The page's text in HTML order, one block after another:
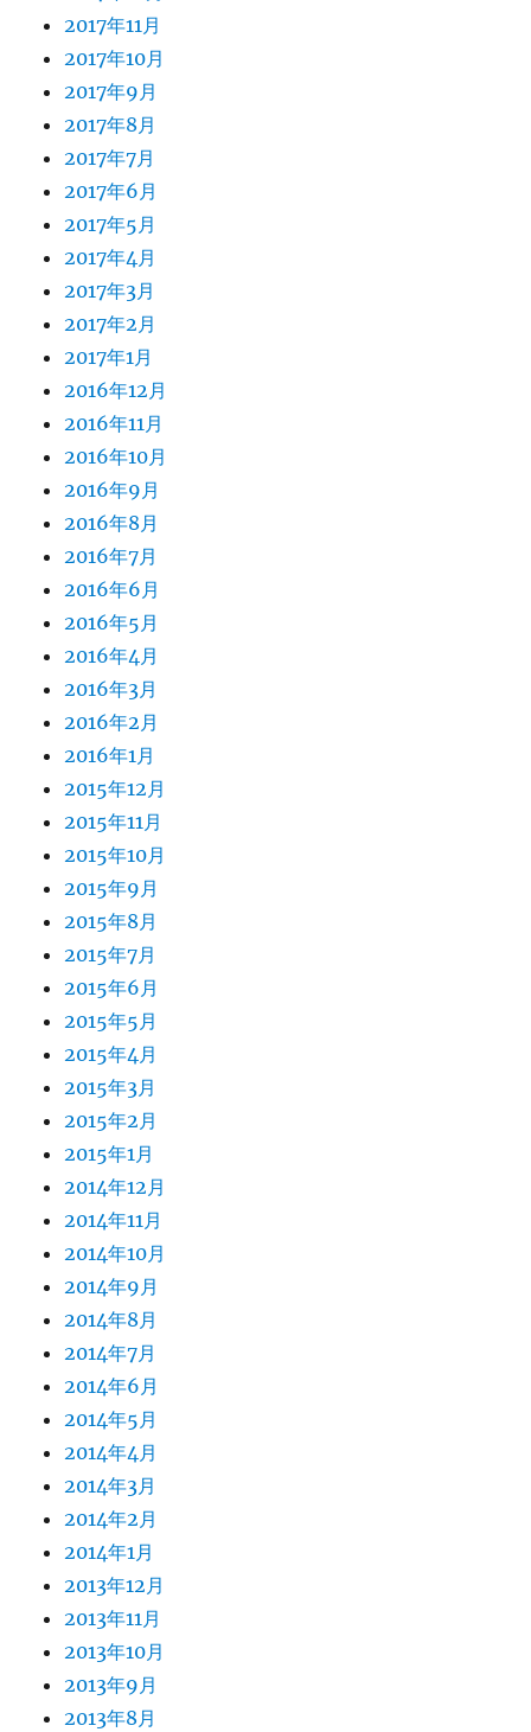
2017年11月
2017年10月
2017年9月
2017年8月
2017年7月
2017年6月
2017年5月
2017年4月
2017年3月
2017年2月
2017年1月
2016年12月
2016年11月
2016年10月
2016年9月
2016年8月
2016年7月
2016年6月
2016年5月
2016年4月
2016年3月
2016年2月
2016年1月
2015年12月
2015年11月
2015年10月
2015年9月
2015年8月
2015年7月
2015年6月
2015年5月
2015年4月
2015年3月
2015年2月
2015年1月
2014年12月
2014年11月
2014年10月
2014年9月
2014年8月
2014年7月
2014年6月
2014年5月
2014年4月
2014年3月
2014年2月
2014年1月
2013年12月
2013年11月
2013年10月
2013年9月
2013年8月